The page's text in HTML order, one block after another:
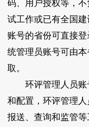
码、用户授权等，
试工作或已有全国
账号的省份可直接
统管理员账号可由
取。
环评管理人员账
和配置，环评管理
报送、查询和监管等